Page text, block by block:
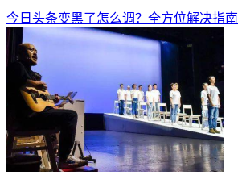
今日头条变黑了怎么调？全方位解决指南